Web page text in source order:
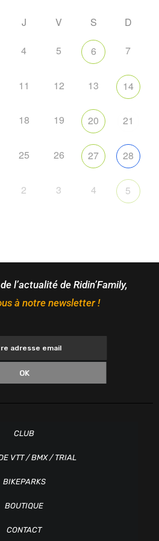
J V S D
4 5 6 7
11 12 13 14
18 19 20 21
25 26 27 28
2 3 4 5
l’actualité de Ridin’Family,
à notre newsletter !
OK
CLUB
VTT / BMX / TRIAL
BIKEPARKS
BOUTIQUE
CONTACT